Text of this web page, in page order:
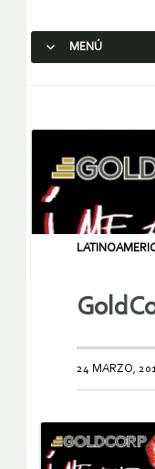
MENÚ
24 MARZO,